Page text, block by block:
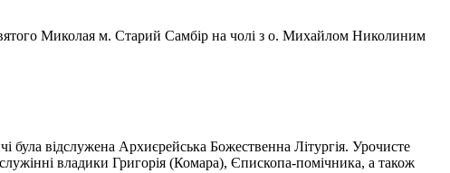
Миколая м. Старий Самбір на чолі з о. Михайлом Николиним
була відслужена Архиєрейська Божественна Літургія. Урочисте
владики Григорія (Комара), Єпископа-помічника, а також